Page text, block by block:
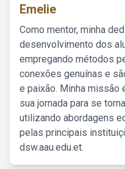
Emelie
Como mentor, minha
desenvolvimento dos
empregando métodos
conexões genuínas e
e paixão. Minha missão
sua jornada para se
utilizando abordagens
pelas principais
dsw.aau.edu.et.